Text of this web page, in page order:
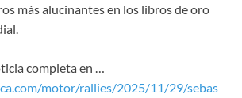
más alucinantes en los libros de oro
completa en …
motor/rallies/2025/11/29/sebas